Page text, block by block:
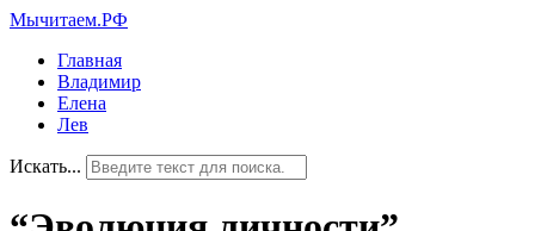
Мычитаем.РФ
Главная
Владимир
Елена
Лев
Искать...